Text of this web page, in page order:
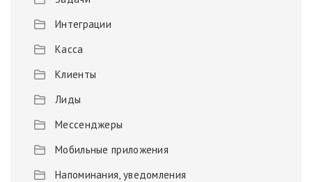
Интеграции
Касса
Клиенты
Лиды
Мессенджеры
Мобильные приложения
Напоминания, уведомления